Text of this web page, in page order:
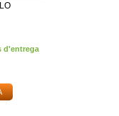
d'entrega